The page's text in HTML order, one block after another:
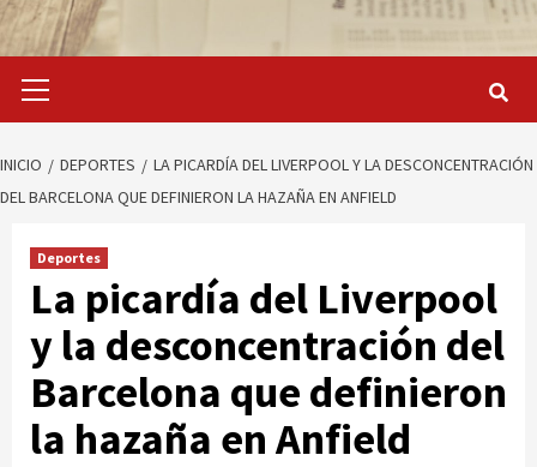
primario
INICIO DEPORTES
LA PICARDÍA DEL LIVERPOOL Y LA DESCONCENTRACIÓN
DEL BARCELONA QUE DEFINIERON LA HAZAÑA EN ANFIELD
Deportes
La picardía del Liverpool
y la desconcentración del
Barcelona que definieron
la hazaña en Anfield